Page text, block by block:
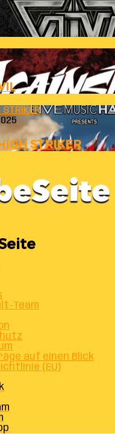
STRIKER
STRIKER
Team
auf einen Blick
(EU)